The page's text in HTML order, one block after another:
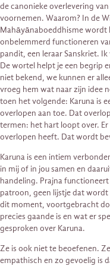
de canonieke overlevering
voornemen. Waarom? In de
Mahāyānaboeddhisme wordt
onbelemmerd functioneren
pandit, een leraar Sanskriet.
De wortel helpt je een begrip
niet bekend, we kunnen er
vroeg hem wat naar zijn idee
toen het volgende: Karuna is
overlopen aan toe. Dat
termen: het hart loopt over.
overlopen heeft. Dat wordt
Karuna is een intiem
in mij of in jou samen en
handeling. Prajna
patroon, geen lijstje dat
dit moment, voortgebracht
precies gaande is en wat er
gesproken over Karuna.
Ze is ook niet te beoefenen.
empathisch en zo gevoelig is